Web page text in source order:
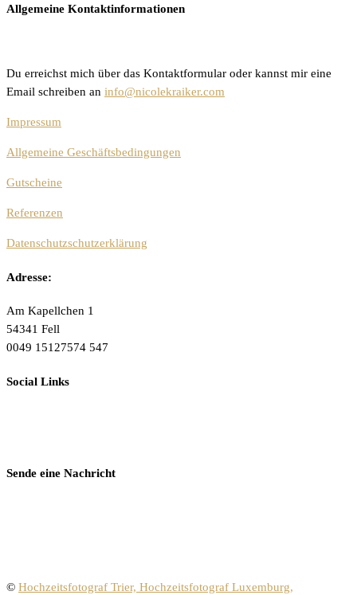
Allgemeine Kontaktinformationen
Du erreichst mich über das Kontaktformular oder kannst mir eine
Email schreiben an info@nicolekraiker.com
Impressum
Allgemeine Geschäftsbedingungen
Gutscheine
Referenzen
Datenschutzschutzerklärung
Adresse:
Am Kapellchen 1
54341 Fell
0049 15127574 547
Social Links
Sende eine Nachricht
© Hochzeitsfotograf Trier, Hochzeitsfotograf Luxemburg,